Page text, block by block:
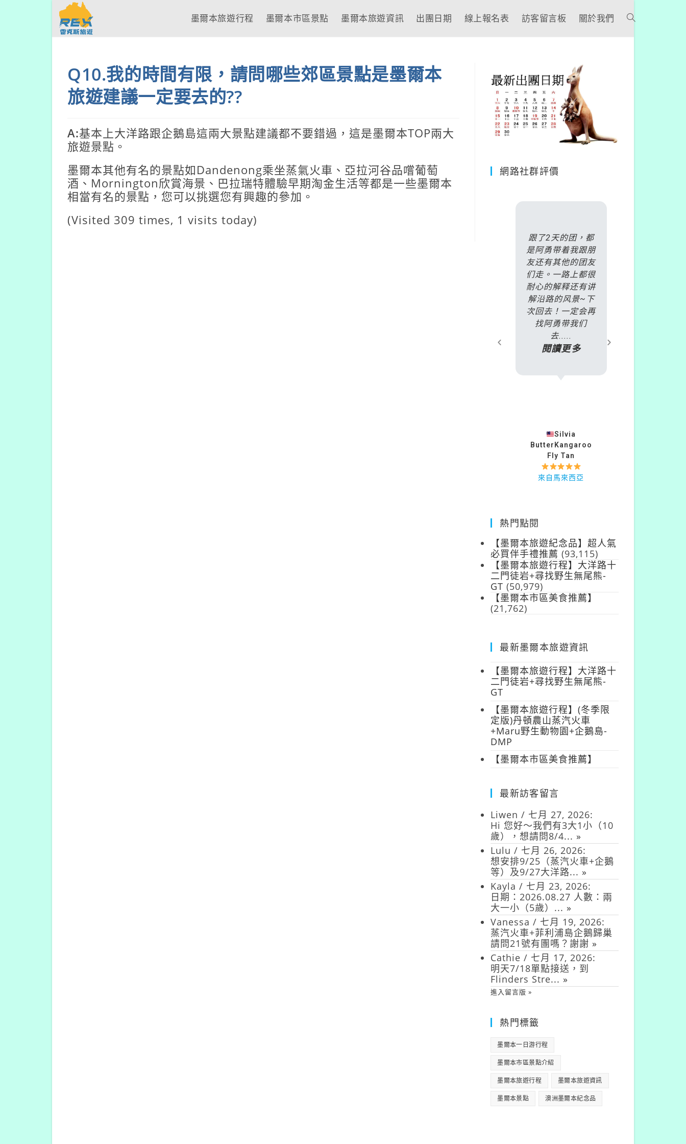
墨爾本旅遊行程 墨爾本市區景點 墨爾本旅遊資訊 出團日期 線上報名表 訪客留言板 關於我們
Q10.我的時間有限，請問哪些郊區景點是墨爾本
旅遊建議一定要去的??
A:基本上大洋路跟企鵝島這兩大景點建議都不要錯過，這是墨爾本TOP兩大
旅遊景點。
墨爾本其他有名的景點如Dandenong乘坐蒸氣火車、亞拉河谷品嚐葡萄
酒、Mornington欣賞海景、巴拉瑞特體驗早期淘金生活等都是一些墨爾本
相當有名的景點，您可以挑選您有興趣的參加。
(Visited 309 times, 1 visits today)
網路社群評價
跟了2天的团，都
是阿勇带着我跟朋
友还有其他的团友
们走。一路上都很
耐心的解释还有讲
解沿路的风景~下
次回去！一定会再
找阿勇带我们
去.....
閱讀更多
Silvia
ButterKangaroo
Fly Tan
來自馬來西亞
熱門點閱
【墨爾本旅遊紀念品】超人氣
必買伴手禮推薦 (93,115)
【墨爾本旅遊行程】大洋路十
二門徒岩+尋找野生無尾熊-
GT (50,979)
【墨爾本市區美食推薦】
(21,762)
最新墨爾本旅遊資訊
【墨爾本旅遊行程】大洋路十
二門徒岩+尋找野生無尾熊-
GT
【墨爾本旅遊行程】(冬季限
定版)丹頓農山蒸汽火車
+Maru野生動物園+企鵝島-
DMP
【墨爾本市區美食推薦】
最新訪客留言
Liwen / 七月 27, 2026:
Hi 您好～我們有3大1小（10
歲），想請問8/4... »
Lulu / 七月 26, 2026:
想安排9/25（蒸汽火車+企鵝
等）及9/27大洋路... »
Kayla / 七月 23, 2026:
日期：2026.08.27 人數：兩
大一小（5歲）... »
Vanessa / 七月 19, 2026:
蒸汽火車+菲利浦島企鵝歸巢
請問21號有團嗎？謝謝 »
Cathie / 七月 17, 2026:
明天7/18單點接送，到
Flinders Stre... »
進入留言版 »
熱門標籤
墨爾本一日游行程
墨爾本市區景點介紹
墨爾本旅遊行程 墨爾本旅遊資訊
墨爾本景點 澳洲墨爾本紀念品